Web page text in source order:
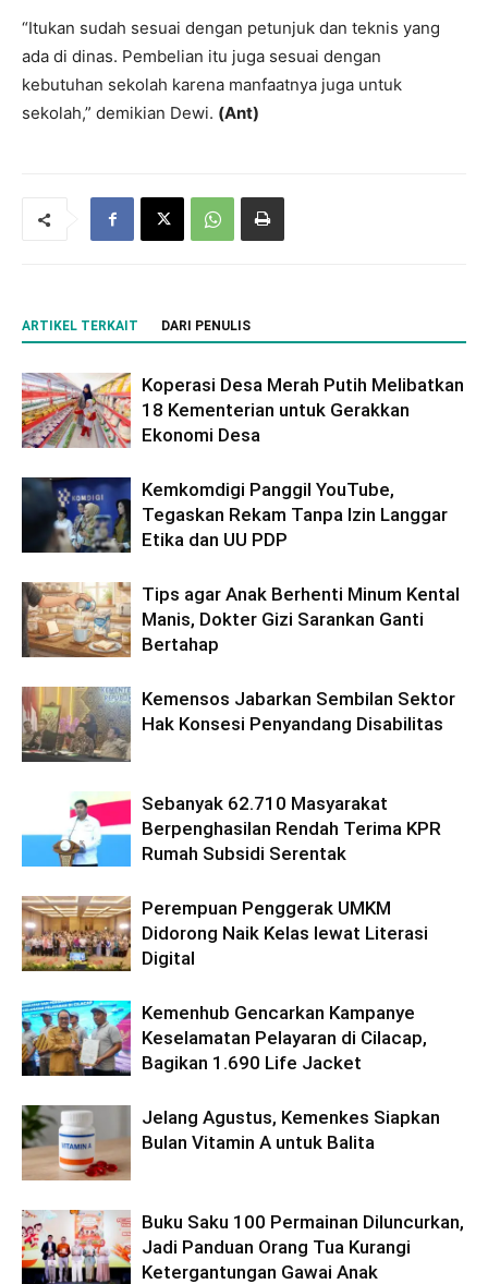
“Itukan sudah sesuai dengan petunjuk dan teknis yang
ada di dinas. Pembelian itu juga sesuai dengan
kebutuhan sekolah karena manfaatnya juga untuk
sekolah,” demikian Dewi. (Ant)
ARTIKEL TERKAIT DARI PENULIS
Koperasi Desa Merah Putih Melibatkan
18 Kementerian untuk Gerakkan
Ekonomi Desa
Kemkomdigi Panggil YouTube,
Tegaskan Rekam Tanpa Izin Langgar
Etika dan UU PDP
Tips agar Anak Berhenti Minum Kental
Manis, Dokter Gizi Sarankan Ganti
Bertahap
Kemensos Jabarkan Sembilan Sektor
Hak Konsesi Penyandang Disabilitas
Sebanyak 62.710 Masyarakat
Berpenghasilan Rendah Terima KPR
Rumah Subsidi Serentak
Perempuan Penggerak UMKM
Didorong Naik Kelas lewat Literasi
Digital
Kemenhub Gencarkan Kampanye
Keselamatan Pelayaran di Cilacap,
Bagikan 1.690 Life Jacket
Jelang Agustus, Kemenkes Siapkan
Bulan Vitamin A untuk Balita
Buku Saku 100 Permainan Diluncurkan,
Jadi Panduan Orang Tua Kurangi
Ketergantungan Gawai Anak